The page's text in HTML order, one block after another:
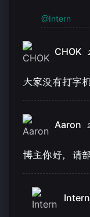
@Intern
CHOK
大家没有打字
Aaron
博主你好，请
Intern